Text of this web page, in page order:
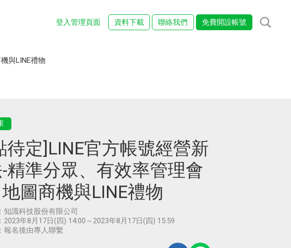
登入管理頁面 資料下載 聯絡我們 免費開設帳號
與LINE禮物
待定]LINE官方帳號經營新
精準分眾、有效率管理會
地圖商機與LINE禮物
知識科技股份有限公司
2023年8月17日(四) 14:00～2023年8月17日(四) 15:59
報名後由專人聯繫